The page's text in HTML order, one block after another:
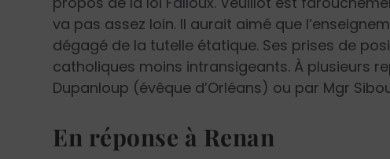
va pas assez loin. Il aurait aimé que
dégagé de la tutelle étatique. Ses prises de
catholiques moins intransigeants. À plusieurs
Dupanloup (évêque d’Orléans) ou par Mgr
En réponse à Renan